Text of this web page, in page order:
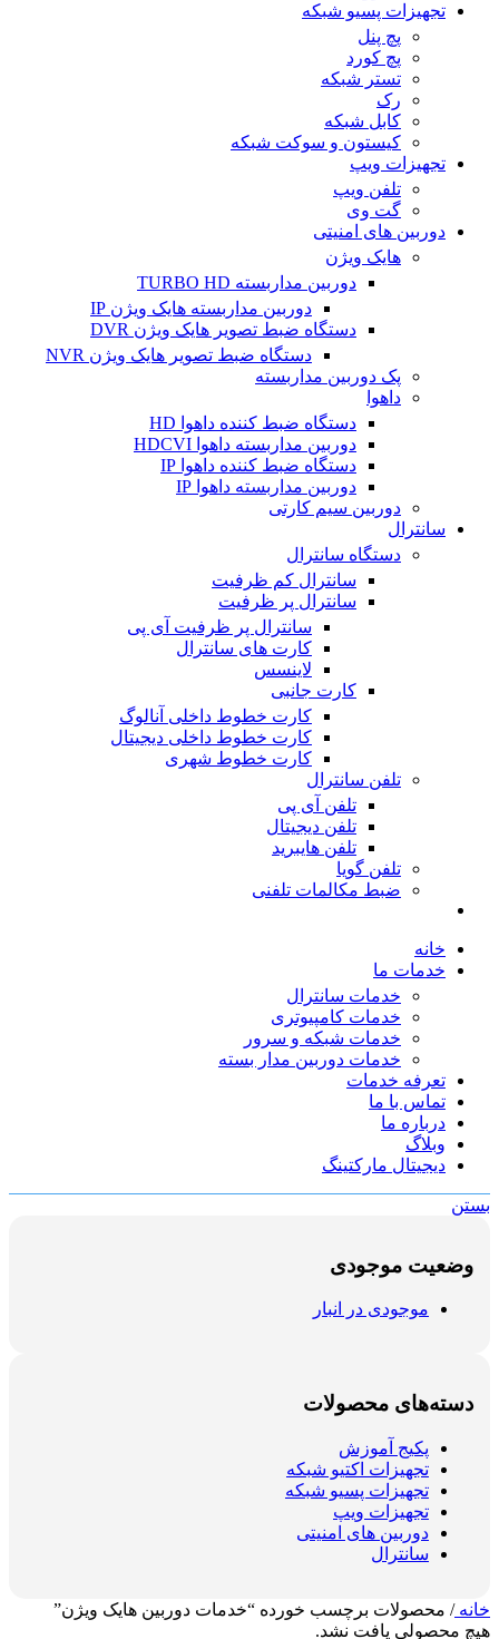
تجهیزات پسیو شبکه
پچ پنل
پچ کورد
تستر شبکه
رک
کابل شبکه
کیستون و سوکت شبکه
تجهیزات ویپ
تلفن ویپ
گت وی
دوربین های امنیتی
هایک ویژن
دوربین مداربسته TURBO HD
دوربین مداربسته هایک ویژن IP
دستگاه ضبط تصویر هایک ویژن DVR
دستگاه ضبط تصویر هایک ویژن NVR
پک دوربین مداربسته
داهوا
دستگاه ضبط کننده داهوا HD
دوربین مداربسته داهوا HDCVI
دستگاه ضبط کننده داهوا IP
دوربین مداربسته داهوا IP
دوربین سیم کارتی
سانترال
دستگاه سانترال
سانترال کم ظرفیت
سانترال پر ظرفیت
سانترال پر ظرفیت آی پی
کارت های سانترال
لاینسس
کارت جانبی
کارت خطوط داخلی آنالوگ
کارت خطوط داخلی دیجیتال
کارت خطوط شهری
تلفن سانترال
تلفن آی پی
تلفن دیجیتال
تلفن هایبرید
تلفن گویا
ضبط مکالمات تلفنی
خانه
خدمات ما
خدمات سانترال
خدمات کامپیوتری
خدمات شبکه و سرور
خدمات دوربین مدار بسته
تعرفه خدمات
تماس با ما
درباره ما
وبلاگ
دیجیتال مارکتینگ
بستن
وضعیت موجودی
موجودی در انبار
دسته‌های محصولات
پکیج آموزش
تجهیزات اکتیو شبکه
تجهیزات پسیو شبکه
تجهیزات ویپ
دوربین های امنیتی
سانترال
خانه/ محصولات برچسب خورده “خدمات دوربین هایک ویژن”
هیچ محصولی یافت نشد.